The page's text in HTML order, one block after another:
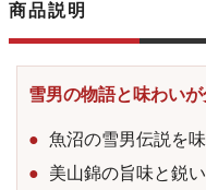
商品説明
雪男の物語と味わい
魚沼の雪男伝説を
美山錦の旨味と鋭